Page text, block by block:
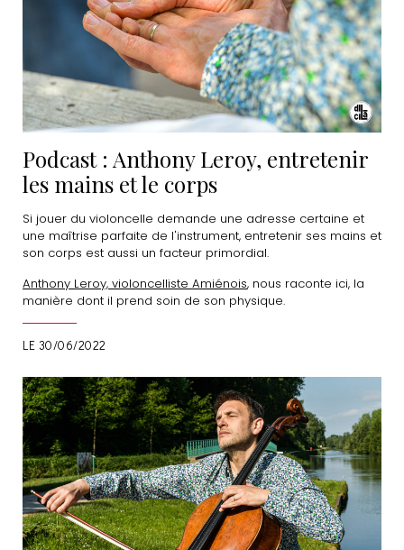
Podcast : Anthony Leroy, entretenir
les mains et le corps
LE 30/06/2022
Si jouer du violoncelle demande une adresse certaine et
une maîtrise parfaite de l'instrument, entretenir ses mains et
son corps est aussi un facteur primordial.
Anthony Leroy, violoncelliste Amiénois, nous raconte ici, la
manière dont il prend soin de son physique.